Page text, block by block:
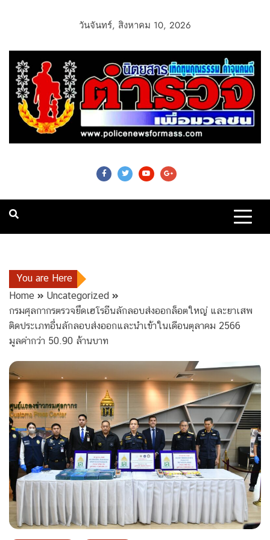
วันจันทร์, สิงหาคม 10, 2026
Police News For
Mass
You are Here
Home
Uncategorized
กรมศุลกากรตรวจยึดเฮโรอีนลักลอบส่งออกล็อตใหญ่ และยาเสพ
ติดประเภทอื่นลักลอบส่งออกและนำเข้าในเดือนตุลาคม 2566
มูลค่ากว่า 50.90 ล้านบาท